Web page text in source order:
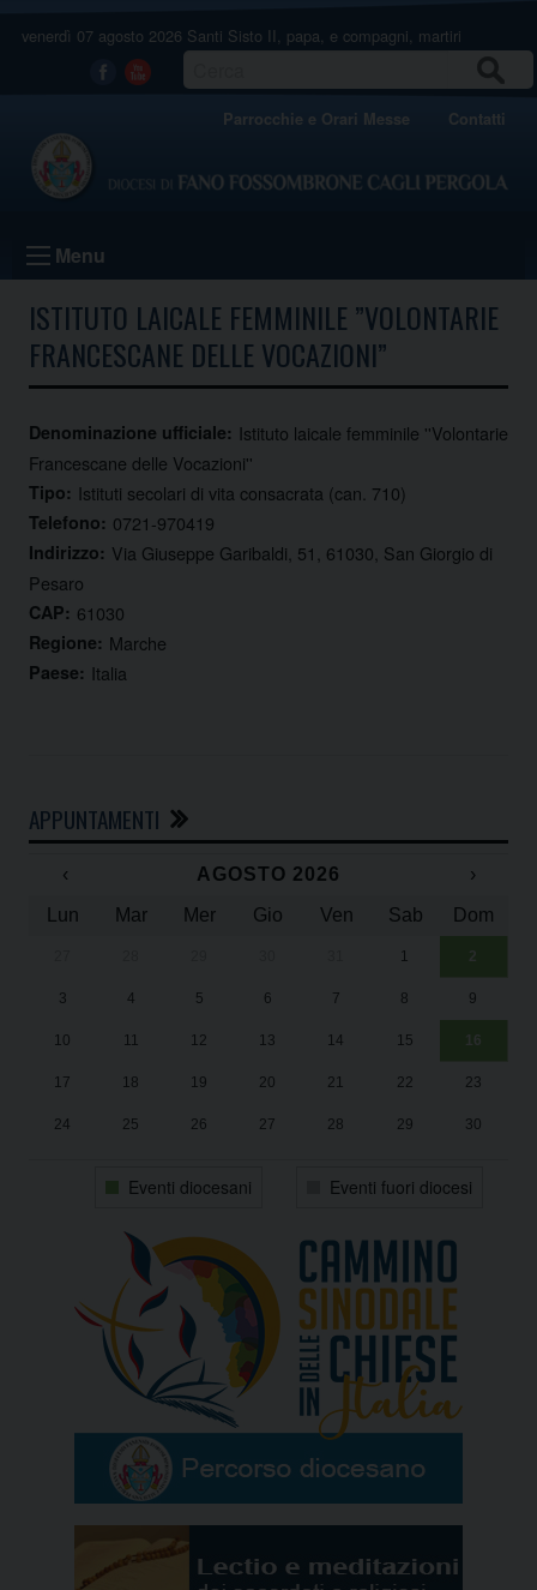
venerdì 07 agosto 2026 Santi Sisto II, papa, e compagni, martiri
Facebook
Youtube
Parrocchie e Orari Messe Contatti
Menu
ISTITUTO LAICALE FEMMINILE ”VOLONTARIE
FRANCESCANE DELLE VOCAZIONI”
Denominazione ufficiale: Istituto laicale femminile ''Volontarie
Francescane delle Vocazioni''
Tipo: Istituti secolari di vita consacrata (can. 710)
Telefono: 0721-970419
Indirizzo: Via Giuseppe Garibaldi, 51, 61030, San Giorgio di
Pesaro
CAP: 61030
Regione: Marche
Paese: Italia
APPUNTAMENTI
‹ AGOSTO 2026
›
Lun
Mar Mer Gio Ven Sab Dom
1 2
3 4 5 6 7 8 9
10 11 12 13 14 15 16
17 18 19 20 21 22 23
24 25 26 27 28 29 30
Eventi diocesani Eventi fuori diocesi